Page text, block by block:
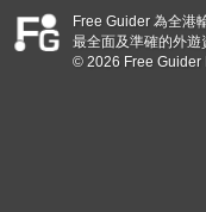
Free Guider 為全港
最全面及準確的外遊
© 2026 Free Guider